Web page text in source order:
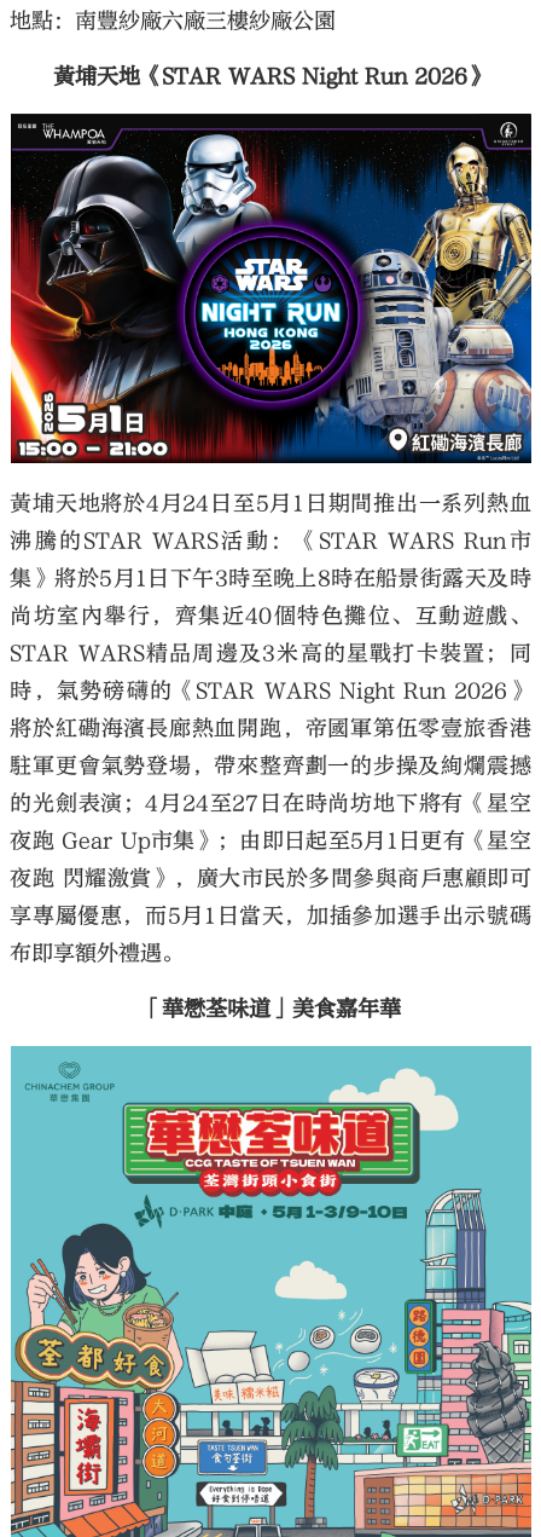
地點：南豐紗廠六廠三樓紗廠公園
黃埔天地《STAR WARS Night Run 2026》
黃埔天地將於4月24日至5月1日期間推出一系列熱血
沸騰的STAR WARS活動：《STAR WARS Run市
集》將於5月1日下午3時至晚上8時在船景街露天及時
尚坊室內舉行，齊集近40個特色攤位、互動遊戲、
STAR WARS精品周邊及3米高的星戰打卡裝置；同
時，氣勢磅礴的《STAR WARS Night Run 2026》
將於紅磡海濱長廊熱血開跑，帝國軍第伍零壹旅香港
駐軍更會氣勢登場，帶來整齊劃一的步操及絢爛震撼
的光劍表演；4月24至27日在時尚坊地下將有《星空
夜跑 Gear Up市集》；由即日起至5月1日更有《星空
夜跑 閃耀激賞》，廣大市民於多間參與商戶惠顧即可
享專屬優惠，而5月1日當天，加插參加選手出示號碼
布即享額外禮遇。
「華懋荃味道」美食嘉年華